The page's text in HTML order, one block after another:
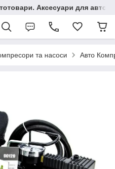
Аксесуари для авто
та насоси Авто